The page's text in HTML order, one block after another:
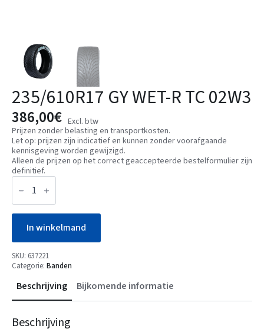
235/610R17 GY WET-R TC 02W3
386,00€ Excl. btw
Prijzen zonder belasting en transportkosten.
Let op: prijzen zijn indicatief en kunnen zonder voorafgaande
kennisgeving worden gewijzigd.
Alleen de prijzen op het correct geaccepteerde bestelformulier zijn
definitief.
235/610R17
GY
R
TC
02W3In winkelmand
SKU: 637221
Categorie: Banden
Beschrijving Bijkomende informatie
Beschrijving